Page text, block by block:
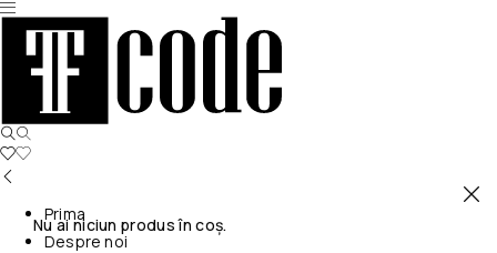
Nu ai niciun produs în coș.
Prima
Despre noi